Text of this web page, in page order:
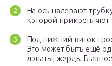
На ось надевают
которой прикрепляют
Под нижний виток
Это может быть ещё
лопаты, жердь.